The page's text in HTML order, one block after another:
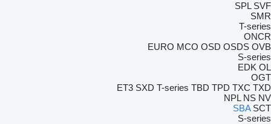
SPL SVF
SMR
T-series
ONCR
EURO MCO OSD OSDS OVB
S-series
EDK OL
OGT
ET3 SXD T-series TBD TPD TXC TXD
NPL NS NV
SBA SCT
S-series